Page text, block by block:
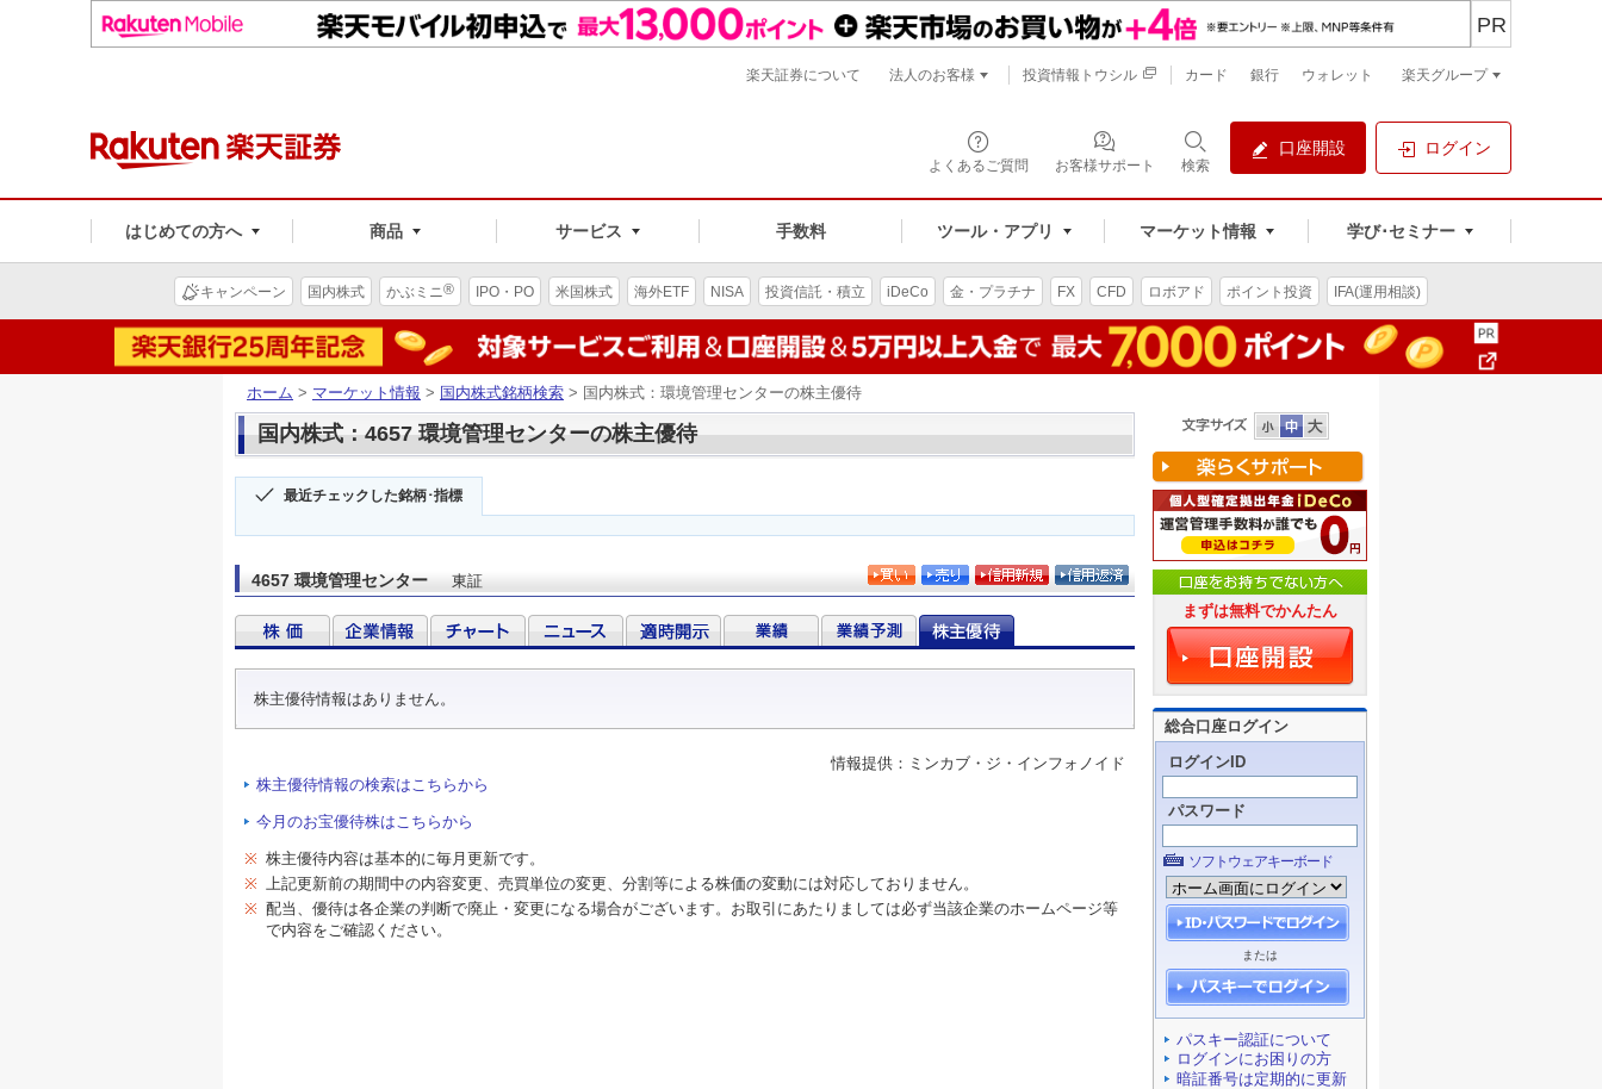
よくあるご質問 お客様サポート 検索
口座開設 ログイン
はじめての方へ 商品 サービス 手数料 ツール・アプリ マーケット情報 学び･セミナー
PR
楽天証券について 法人のお客様 投資情報トウシル カード 銀行 ウォレット 楽天グループ
キャンペーン 国内株式 かぶミニ® IPO・PO 米国株式 海外ETF NISA 投資信託・積立 iDeCo 金・プラチナ FX CFD ロボアド ポイント投資 IFA(運用相談)
ホーム > マーケット情報 > 国内株式銘柄検索 > 国内株式：環境管理センターの株主優待
国内株式：4657 環境管理センターの株主優待
最近チェックした銘柄･指標
4657 環境管理センター 東証
株主優待情報はありません。
情報提供：ミンカブ・ジ・インフォノイド
株主優待情報の検索はこちらから
今月のお宝優待株はこちらから
※ 株主優待内容は基本的に毎月更新です。
※ 上記更新前の期間中の内容変更、売買単位の変更、分割等による株価の変動には対応しておりません。
※ 配当、優待は各企業の判断で廃止・変更になる場合がございます。お取引にあたりましては必ず当該企業のホームページ等
で内容をご確認ください。
まずは無料でかんたん
総合口座ログイン
ログインID
パスワード
ソフトウェアキーボード
または
パスキー認証について
ログインにお困りの方
暗証番号は定期的に更新